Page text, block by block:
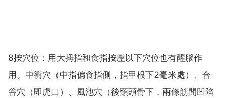
8按穴位：用大拇指和食指按壓以下穴位也有醒腦作
用。中衝穴（中指偏食指側，指甲根下2毫米處）、合
谷穴（即虎口）、風池穴（後頸頭骨下，兩條筋間凹陷